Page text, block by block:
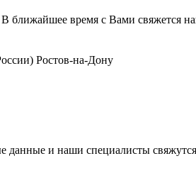
ближайшее время с Вами свяжется
Ростов-на-Дону
данные и наши специалисты